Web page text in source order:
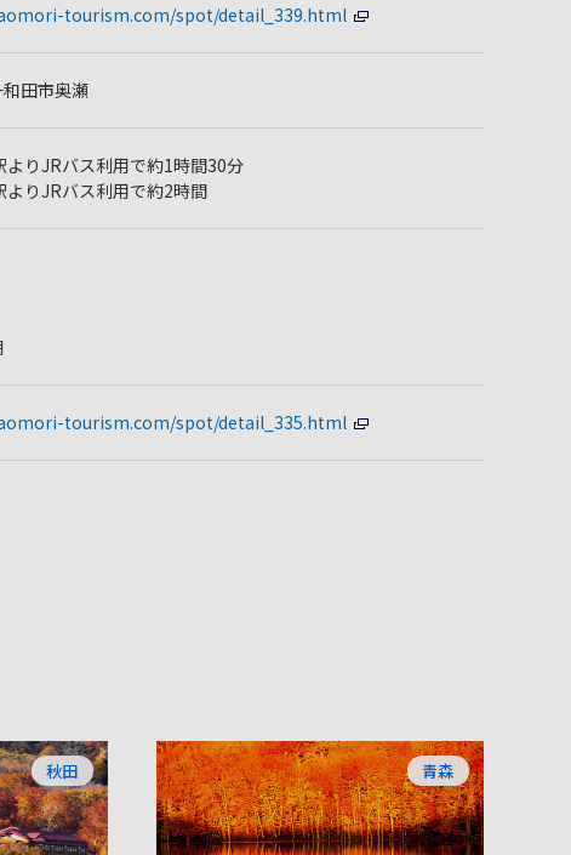
tourism.com/spot/detail_339.html
田市奥瀬
よりJRバス利用で約1時間30分
よりJRバス利用で約2時間
tourism.com/spot/detail_335.html
秋田 青森